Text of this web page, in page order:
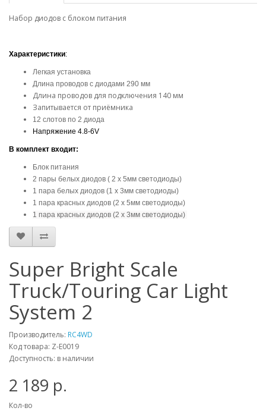
Набор диодов с блоком питания
Характеристики:
Легкая установка
Длина проводов с диодами 290 мм
Длина проводов для подключения 140 мм
Запитывается от приёмника
12 слотов по 2 диода
Напряжение 4.8-6V
В комплект входит:
Блок питания
2 пары белых диодов ( 2 x 5мм светодиоды)
1 пара белых диодов (1 x 3мм светодиоды)
1 пара красных диодов (2 x 5мм светодиоды)
1 пара красных диодов (2 x 3мм светодиоды)
Super Bright Scale
Truck/Touring Car Light
System 2
Производитель: RC4WD
Код товара: Z-E0019
Доступность: в наличии
2 189 р.
Кол-во